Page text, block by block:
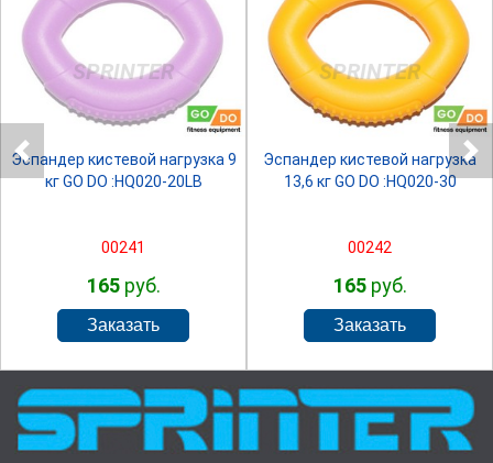
SPRINTER
Эспандер кистевой нагрузка 9
кг GO DO :HQ020-20LB
00241
165руб.
SPRINTER
Эспандер кистевой нагрузка
13,6 кг GO DO :HQ020-30
00242
165руб.